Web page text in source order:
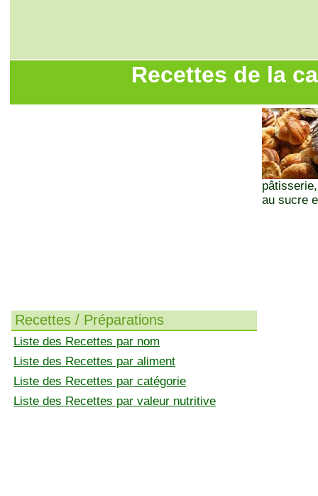
Recettes de la
Recettes / Préparations
Liste des Recettes par nom
Liste des Recettes par aliment
Liste des Recettes par catégorie
Liste des Recettes par valeur nutritive
au sucre